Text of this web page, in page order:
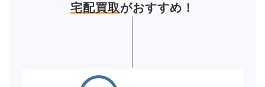
宅配買取がおすすめ！